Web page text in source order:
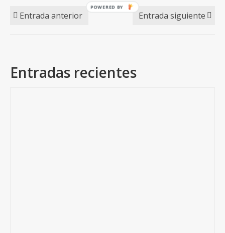
Entrada anterior Entrada siguiente
Entradas recientes